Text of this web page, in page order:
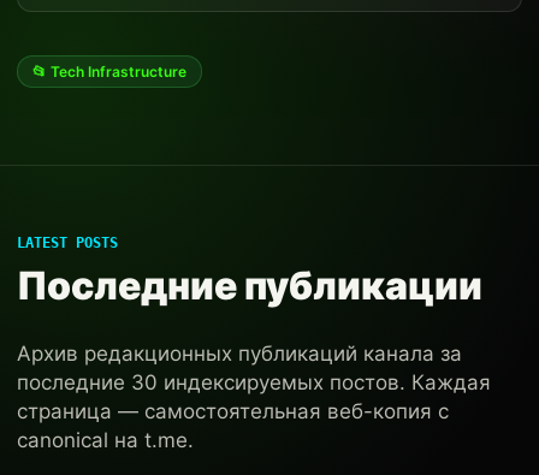
📂 Tech Infrastructure
LATEST POSTS
Последние публикации
Архив редакционных публикаций канала за
последние 30 индексируемых постов. Каждая
страница — самостоятельная веб-копия с
canonical на t.me.